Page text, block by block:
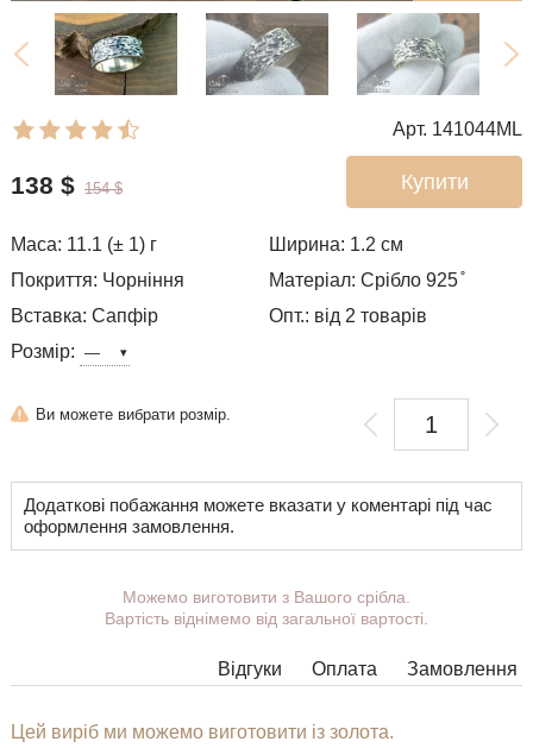
Арт. 141044ML
Купити
138 $ 154 $
Маса: 11.1 (± 1) г Ширина: 1.2см
Покриття: Чорніння
Матеріал: Срібло 925 ̊
Вставка: Сапфір
Опт.: від 2 товарів
Розмір:
Ви можете вибрати розмір.
Додаткові побажання можете вказати у коментарі під час
оформлення замовлення.
Можемо виготовити з Вашого срібла.
Вартість віднімемо від загальної вартості.
Відгуки Замовлення
Оплата
Цей виріб ми можемо виготовити із золота.